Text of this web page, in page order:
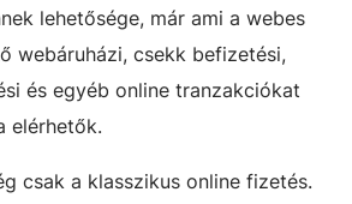
lehetősége, már ami a webes
webáruházi, csekk befizetési,
és egyéb online tranzakciókat
elérhetők.
csak a klasszikus online fizetés.